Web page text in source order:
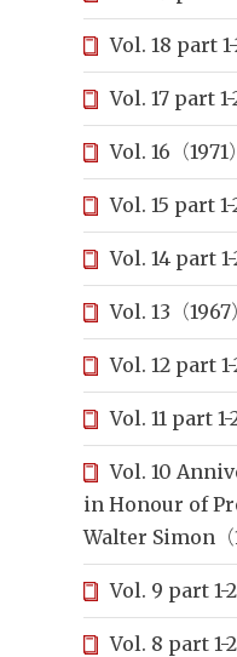
Vol. 18 part 1-
Vol. 17 part 1-
Vol. 16（1971）
Vol. 15 part 1-
Vol. 14 part 1-
Vol. 13（1967）
Vol. 12 part 1-
Vol. 11 part 1-
Vol. 10
in Honour of
Walter Simon（
Vol. 9 part 1-2
Vol. 8 part 1-2